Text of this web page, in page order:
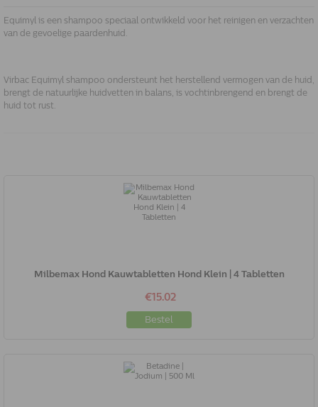
Equimyl is een shampoo speciaal ontwikkeld voor het reinigen en verzachten
van de gevoelige paardenhuid.
Virbac Equimyl shampoo ondersteunt het herstellend vermogen van de huid,
brengt de natuurlijke huidvetten in balans, is vochtinbrengend en brengt de
huid tot rust.
Milbemax Hond Kauwtabletten Hond Klein | 4 Tabletten
€15.02
Bestel